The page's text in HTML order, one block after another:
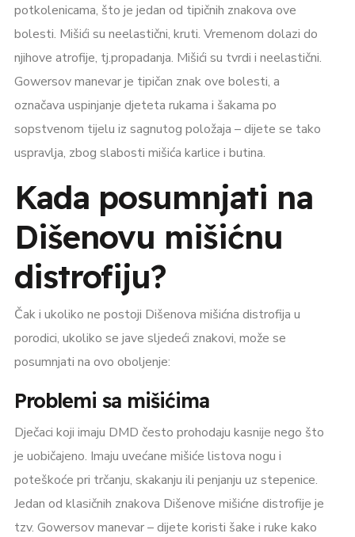
potkolenicama, što je jedan od tipičnih znakova ove
bolesti. Mišići su neelastični, kruti. Vremenom dolazi do
njihove atrofije, tj.propadanja. Mišići su tvrdi i neelastični.
Gowersov manevar je tipičan znak ove bolesti, a
označava uspinjanje djeteta rukama i šakama po
sopstvenom tijelu iz sagnutog položaja – dijete se tako
uspravlja, zbog slabosti mišića karlice i butina.
Kada posumnjati na
Dišenovu mišićnu
distrofiju?
Čak i ukoliko ne postoji Dišenova mišićna distrofija u
porodici, ukoliko se jave sljedeći znakovi, može se
posumnjati na ovo oboljenje:
Problemi sa mišićima
Dječaci koji imaju DMD često prohodaju kasnije nego što
je uobičajeno. Imaju uvećane mišiće listova nogu i
poteškoće pri trčanju, skakanju ili penjanju uz stepenice.
Jedan od klasičnih znakova Dišenove mišićne distrofije je
tzv. Gowersov manevar – dijete koristi šake i ruke kako